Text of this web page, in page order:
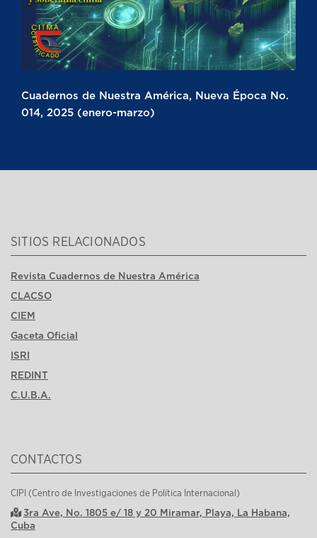
Cuadernos de Nuestra América, Nueva Época No.
014, 2025 (enero-marzo)
SITIOS RELACIONADOS
Revista Cuadernos de Nuestra América
CLACSO
CIEM
Gaceta Oficial
ISRI
REDINT
C.U.B.A.
CONTACTOS
CIPI (Centro de Investigaciones de Política Internacional)
3ra Ave, No. 1805 e/ 18 y 20 Miramar, Playa, La Habana,
Cuba